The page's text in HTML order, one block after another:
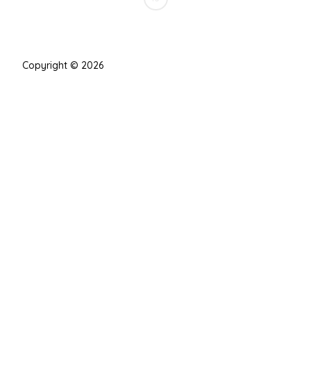
Copyright © 2026